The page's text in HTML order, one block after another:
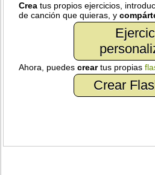
Crea tus propios ejercicios,
de canción que quieras, y
Ahora, puedescreartus propias
Crear